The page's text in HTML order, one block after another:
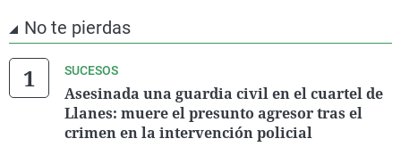
No te pierdas
SUCESOS
Asesinada una guardia civil en el cuartel de
Llanes: muere el presunto agresor tras el
crimen en la intervención policial